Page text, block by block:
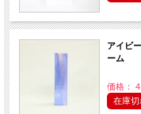
アイビ
ーム
価格：
在庫切